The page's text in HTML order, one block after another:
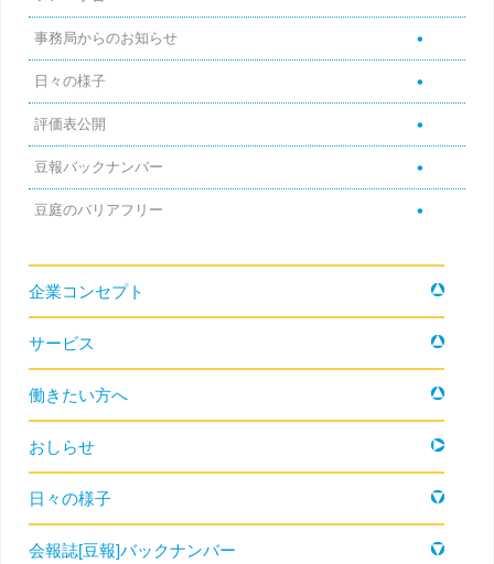
事務局からのお知らせ
日々の様子
評価表公開
豆報バックナンバー
豆庭のバリアフリー
企業コンセプト
サービス
働きたい方へ
おしらせ
日々の様子
会報誌[豆報]バックナンバー